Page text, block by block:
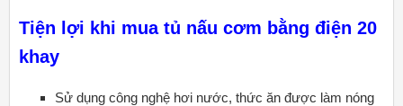
Tiện lợi khi mua tủ nấu cơm bằng điện 20
khay
Sử dụng công nghệ hơi nước, thức ăn được làm nóng